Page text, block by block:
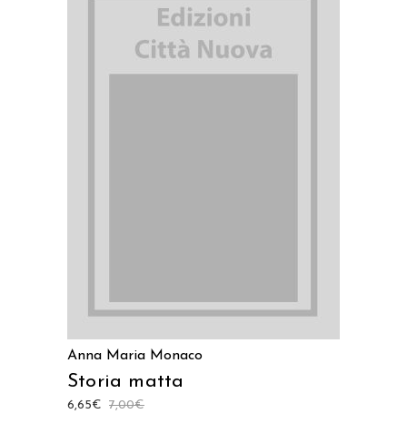
Anna Maria Monaco
Storia matta
7,00€
6,65€